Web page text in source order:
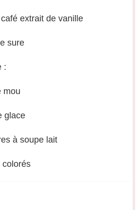
extrait de vanille
sure
:
mou
glace
à soupe lait
colorés